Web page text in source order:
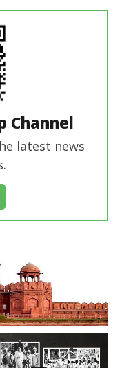
Channel
latest news